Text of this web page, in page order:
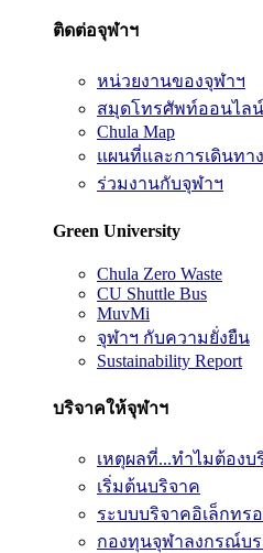
ติดต่อจุฬาฯ
หน่วยงานของจุฬาฯ
สมุดโทรศัพท์ออนไลน์
Chula Map
แผนที่และการเดินทาง
ร่วมงานกับจุฬาฯ
Green University
Chula Zero Waste
CU Shuttle Bus
MuvMi
จุฬาฯ กับความยั่งยืน
Sustainability Report
บริจาคให้จุฬาฯ
เหตุผลที่...ทำไมต้องบ
เริ่มต้นบริจาค
ระบบบริจาคอิเล็กทร
กองทุนจุฬาลงกรณ์บ